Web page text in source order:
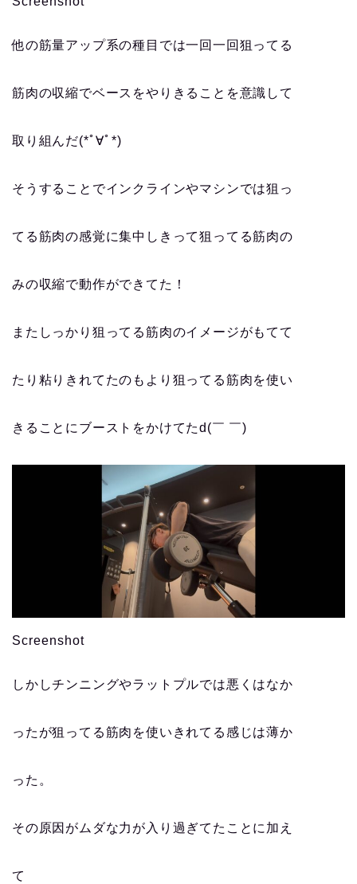
他の筋量アップ系の種目では一回一回狙ってる
筋肉の収縮でベースをやりきることを意識して
取り組んだ(*ﾟ∀ﾟ*)
そうすることでインクラインやマシンでは狙っ
てる筋肉の感覚に集中しきって狙ってる筋肉の
みの収縮で動作ができてた！
またしっかり狙ってる筋肉のイメージがもてて
たり粘りきれてたのもより狙ってる筋肉を使い
きることにブーストをかけてたd(￣ ￣)
Screenshot
しかしチンニングやラットプルでは悪くはなか
ったが狙ってる筋肉を使いきれてる感じは薄か
った。
その原因がムダな力が入り過ぎてたことに加え
て